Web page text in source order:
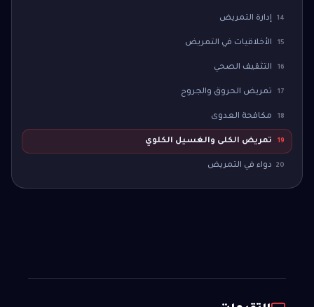
14 إدارة التمريض
15 الأخلاقيات في التمريض
16 التثقيف الصحي
17 تمريض الحروق والجروح
18 مكافحة العدوى
19 تمريض الكلى والغسيل الكلوي
20 دواء في التمريض